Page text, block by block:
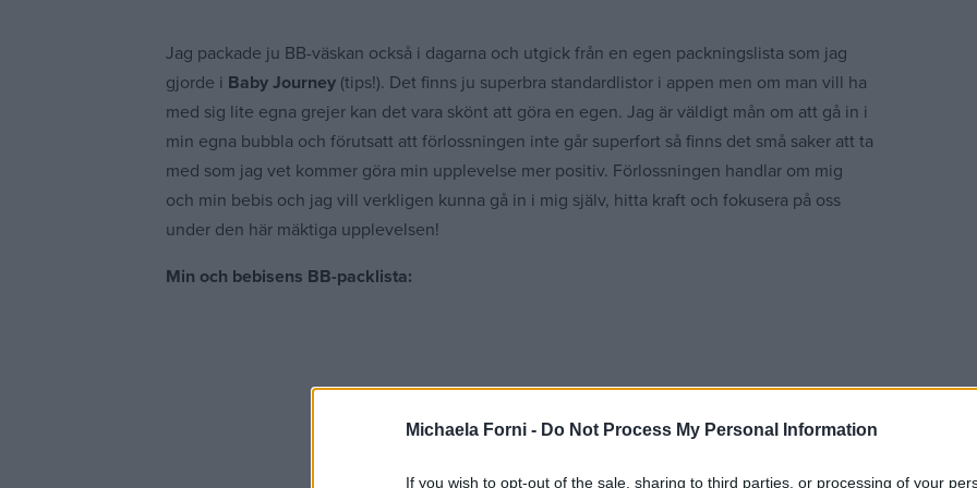
Michaela Forni - Do Not Process My Personal Information
If you wish to opt-out of the sale, sharing to third parties, or processing of your
Jag packade ju BB-väskan också i dagarna och utgick från en egen packningslista som jag
gjorde i Baby Journey (tips!). Det finns ju superbra standardlistor i appen men om man vill ha
med sig lite egna grejer kan det vara skönt att göra en egen. Jag är väldigt mån om att gå in i
min egna bubbla och förutsatt att förlossningen inte går superfort så finns det små saker att ta
med som jag vet kommer göra min upplevelse mer positiv. Förlossningen handlar om mig
och min bebis och jag vill verkligen kunna gå in i mig själv, hitta kraft och fokusera på oss
under den här mäktiga upplevelsen!
Min och bebisens BB-packlista: